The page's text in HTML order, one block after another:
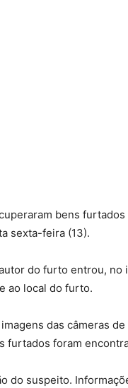
bens
sexta-feira (13).
do furto entrou, no
ao local do furto.
das câmeras
furtados foram
do suspeito.